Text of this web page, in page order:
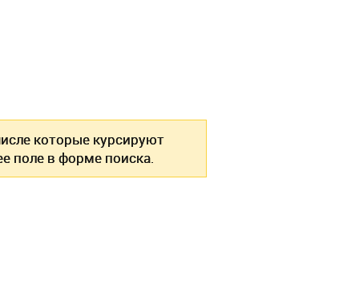
которые курсируют
поле в форме поиска.